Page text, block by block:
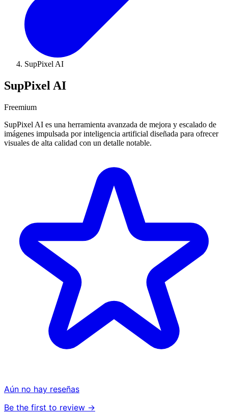
SupPixel AI
SupPixel AI
Freemium
SupPixel AI es una herramienta avanzada de mejora y escalado de
imágenes impulsada por inteligencia artificial diseñada para ofrecer
visuales de alta calidad con un detalle notable.
Aún no hay reseñas
Be the first to review →